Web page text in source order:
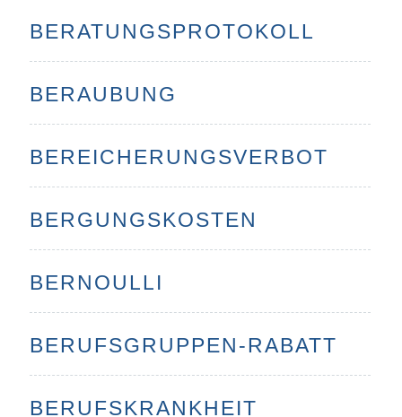
BERATUNGSPROTOKOLL
BERAUBUNG
BEREICHERUNGSVERBOT
BERGUNGSKOSTEN
BERNOULLI
BERUFSGRUPPEN-RABATT
BERUFSKRANKHEIT